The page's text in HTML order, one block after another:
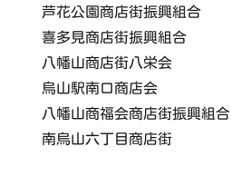
芦花公園商店街振興組合
喜多見商店街振興組合
八幡山商店街八栄会
烏山駅南口商店会
八幡山商福会商店街振興組合
南烏山六丁目商店街